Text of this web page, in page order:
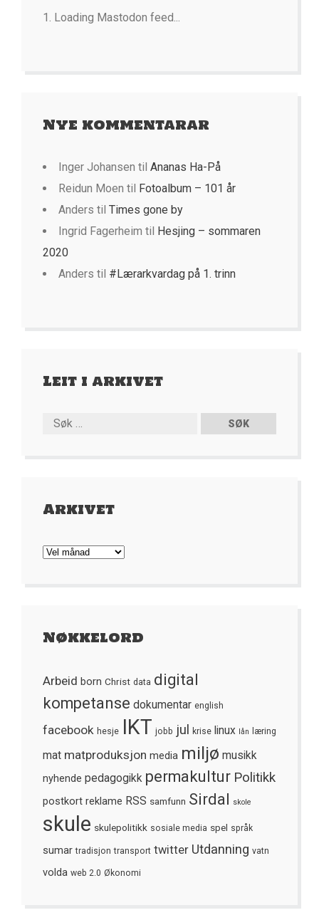
Loading Mastodon feed...
Nye kommentarar
Inger Johansen til Ananas Ha-På
Reidun Moen til Fotoalbum – 101 år
Anders til Times gone by
Ingrid Fagerheim til Hesjing – sommaren
2020
Anders til #Lærarkvardag på 1. trinn
Leit i arkivet
Arkivet
Arkivet
Nøkkelord
Arbeid born Christ data digital
kompetanse dokumentar english
facebook hesje IKT jobb jul krise linux lån læring
mat matproduksjon media miljø musikk
nyhende pedagogikk permakultur Politikk
postkort reklame RSS samfunn Sirdal skole
skule skulepolitikk sosiale media spel språk
sumar tradisjon transport twitter Utdanning vatn
volda web 2.0 Økonomi